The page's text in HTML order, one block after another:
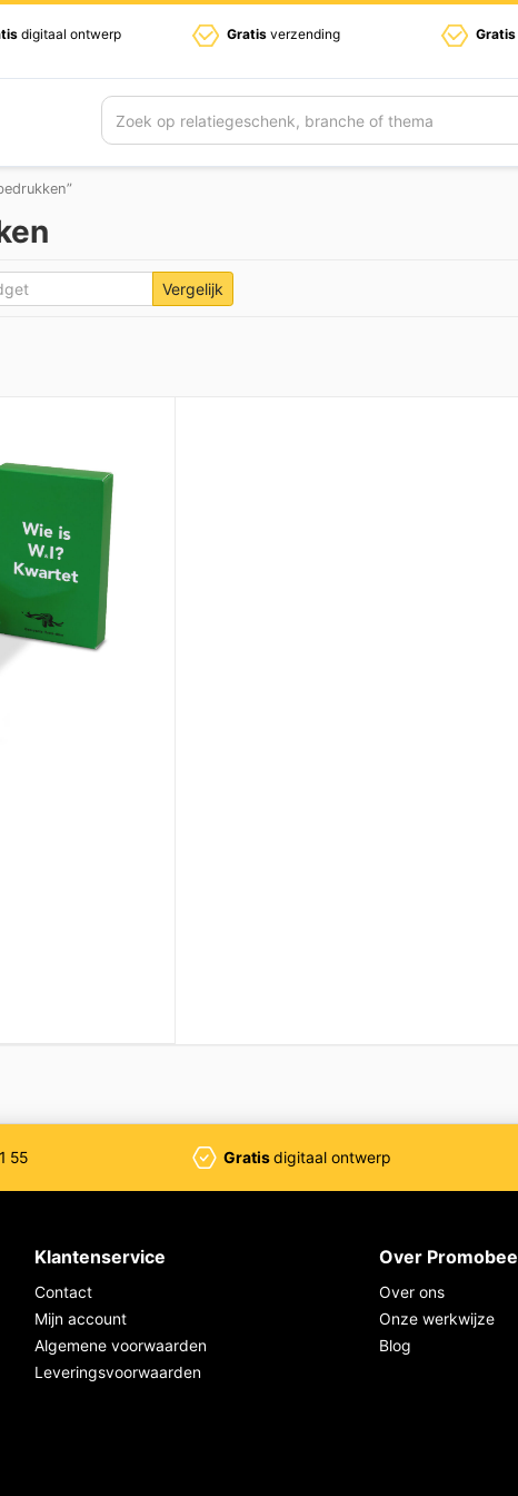
digitaal ontwerp Gratis verzending Gratis
Zoek
Vergelijk
55 Gratisdigitaal ontwerp
Klantenservice
Contact
Mijn account
Algemene voorwaarden
Leveringsvoorwaarden
Over Promobee
Over ons
Onze werkwijze
Blog